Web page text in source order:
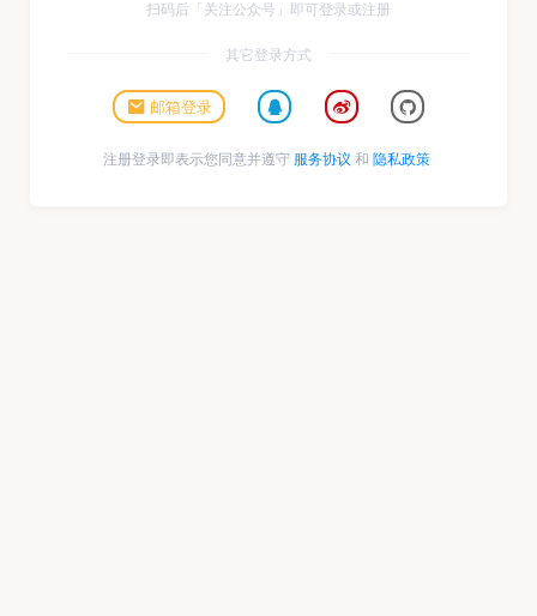
扫码后「关注公众号」即可登录或注册
其它登录方式
邮箱登录
注册登录即表示您同意并遵守 服务协议 和 隐私政策